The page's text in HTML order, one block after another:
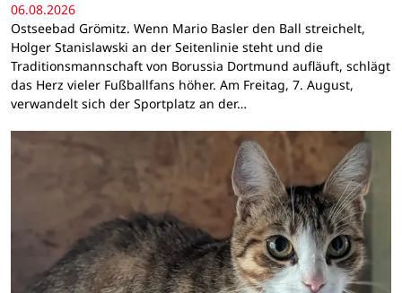
06.08.2026
Ostseebad Grömitz. Wenn Mario Basler den Ball streichelt,
Holger Stanislawski an der Seitenlinie steht und die
Traditionsmannschaft von Borussia Dortmund aufläuft, schlägt
das Herz vieler Fußballfans höher. Am Freitag, 7. August,
verwandelt sich der Sportplatz an der…